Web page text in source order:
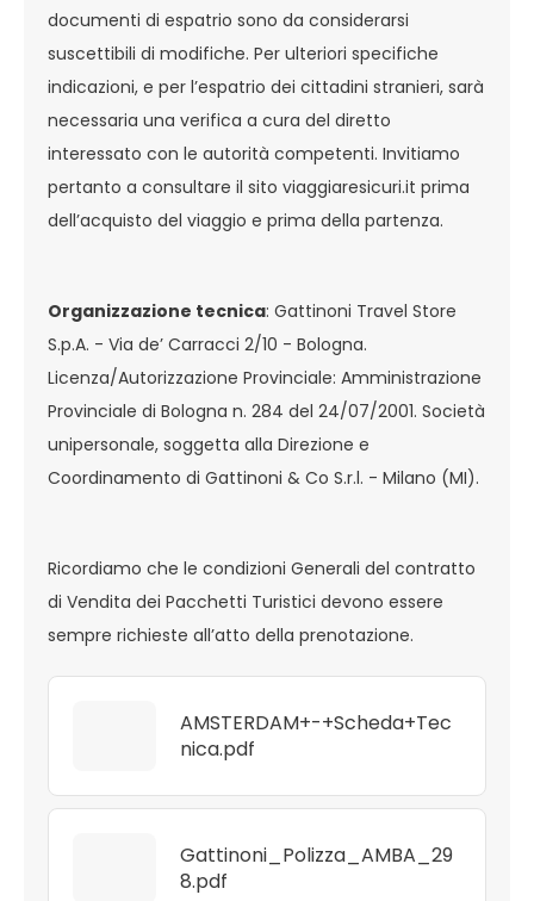
documenti di espatrio sono da considerarsi
suscettibili di modifiche. Per ulteriori specifiche
indicazioni, e per l’espatrio dei cittadini stranieri, sarà
necessaria una verifica a cura del diretto
interessato con le autorità competenti. Invitiamo
pertanto a consultare il sito viaggiaresicuri.it prima
dell’acquisto del viaggio e prima della partenza.
Organizzazione tecnica: Gattinoni Travel Store
S.p.A. - Via de’ Carracci 2/10 - Bologna.
Licenza/Autorizzazione Provinciale: Amministrazione
Provinciale di Bologna n. 284 del 24/07/2001. Società
unipersonale, soggetta alla Direzione e
Coordinamento di Gattinoni & Co S.r.l. - Milano (MI).
Ricordiamo che le condizioni Generali del contratto
di Vendita dei Pacchetti Turistici devono essere
sempre richieste all’atto della prenotazione.
AMSTERDAM+-+Scheda+Tec
nica.pdf
Gattinoni_Polizza_AMBA_29
8.pdf